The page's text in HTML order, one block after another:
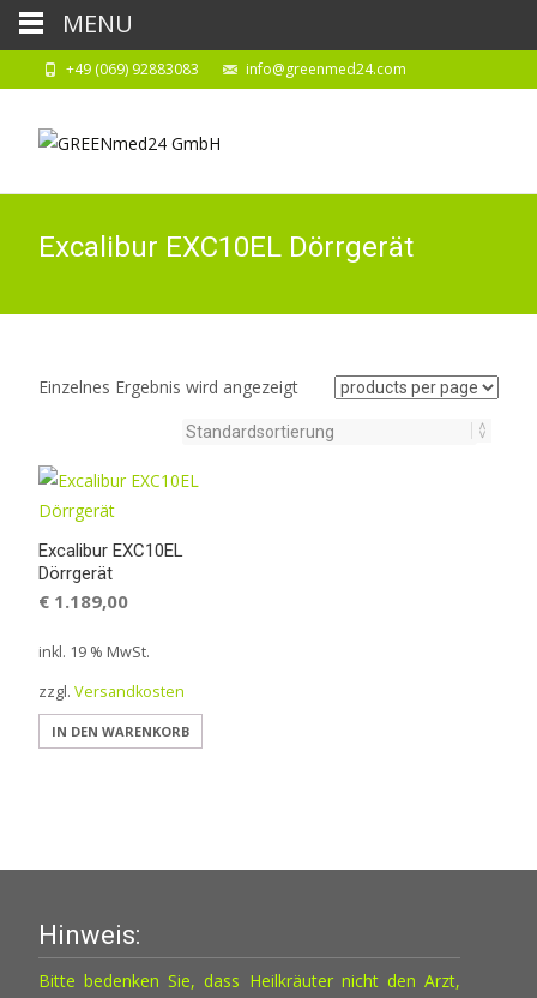
+49 (069) 92883083 info@greenmed24.com
Excalibur EXC10EL Dörrgerät
Einzelnes Ergebnis wird angezeigt
Excalibur EXC10EL
Dörrgerät
€ 1.189,00
inkl. 19 % MwSt.
zzgl. Versandkosten
IN DEN WARENKORB
Hinweis:
Bitte bedenken Sie, dass Heilkräuter nicht den Arzt,
MENU